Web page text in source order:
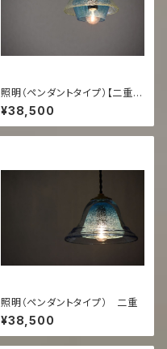
照明（ペンダントタイプ）【二重
うす泡/スカイ】
¥38,500
照明（ペンダントタイプ） 二重
¥38,500